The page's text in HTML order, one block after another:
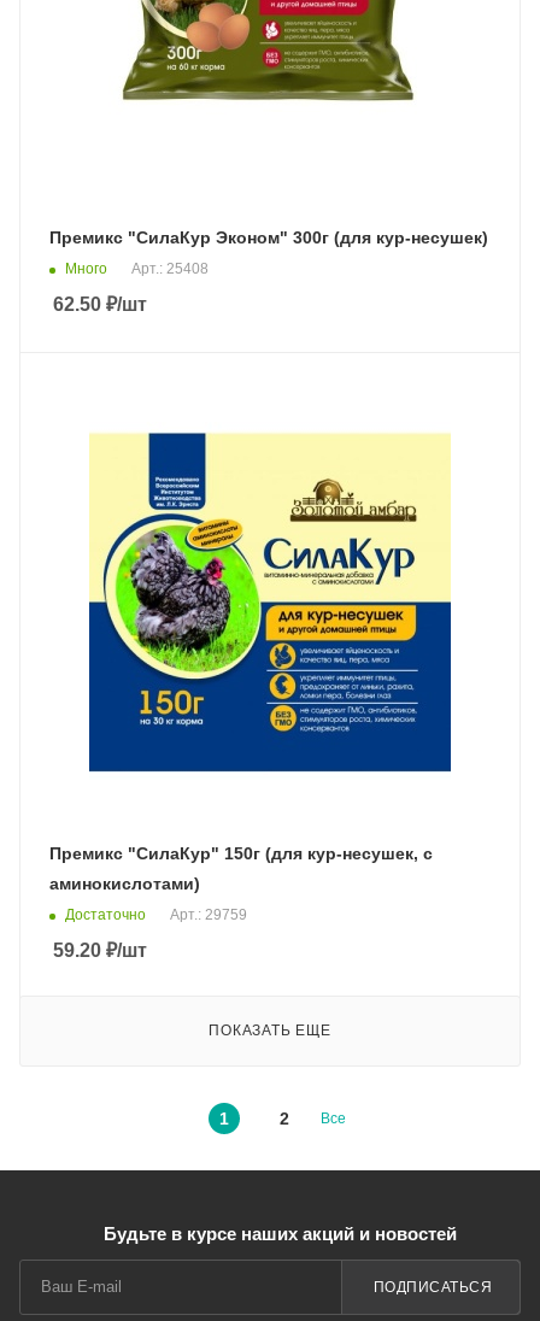
Премикс "СилаКур Эконом" 300г (для кур-несушек)
Много Арт.: 25408
62.50 ₽/шт
Премикс "СилаКур" 150г (для кур-несушек, с
аминокислотами)
Достаточно Арт.: 29759
59.20 ₽/шт
ПОКАЗАТЬ ЕЩЕ
1 2 Все
Будьте в курсе наших акций и новостей
ПОДПИСАТЬСЯ